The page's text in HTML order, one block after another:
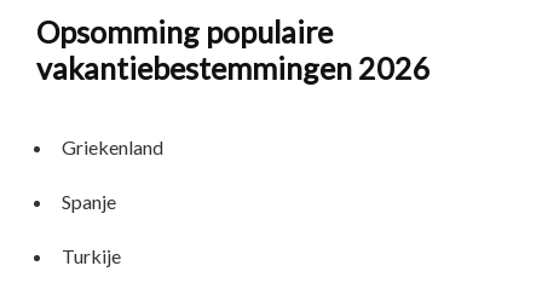
Opsomming populaire
vakantiebestemmingen 2026
Griekenland
Spanje
Turkije